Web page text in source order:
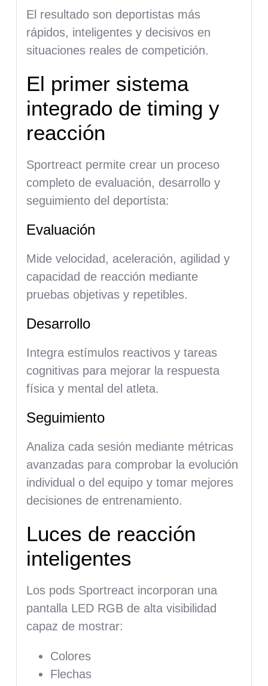
El resultado son deportistas más
rápidos, inteligentes y decisivos en
situaciones reales de competición.
El primer sistema
integrado de timing y
reacción
Sportreact permite crear un proceso
completo de evaluación, desarrollo y
seguimiento del deportista:
Evaluación
Mide velocidad, aceleración, agilidad y
capacidad de reacción mediante
pruebas objetivas y repetibles.
Desarrollo
Integra estímulos reactivos y tareas
cognitivas para mejorar la respuesta
física y mental del atleta.
Seguimiento
Analiza cada sesión mediante métricas
avanzadas para comprobar la evolución
individual o del equipo y tomar mejores
decisiones de entrenamiento.
Luces de reacción
inteligentes
Los pods Sportreact incorporan una
pantalla LED RGB de alta visibilidad
capaz de mostrar:
Colores
Flechas